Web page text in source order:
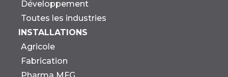
Développement
Toutes les industries
INSTALLATIONS
Agricole
Fabrication
Pharma MFG